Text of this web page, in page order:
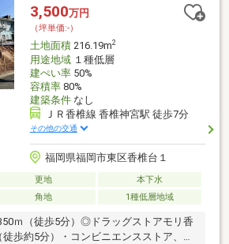
3,500万円
（坪単価:-）
土地面積216.19m2
用途地域１種低層
建ぺい率50%
容積率80%
建築条件なし
ＪＲ香椎線 香椎神宮駅 徒歩7分
その他の交通
福岡県福岡市東区香椎台１
更地
本下水
角地 1種低層地域
ｍ（徒歩5分）◎ドラッグストアモリ香
歩約5分）・コンビニエンスストア、ド